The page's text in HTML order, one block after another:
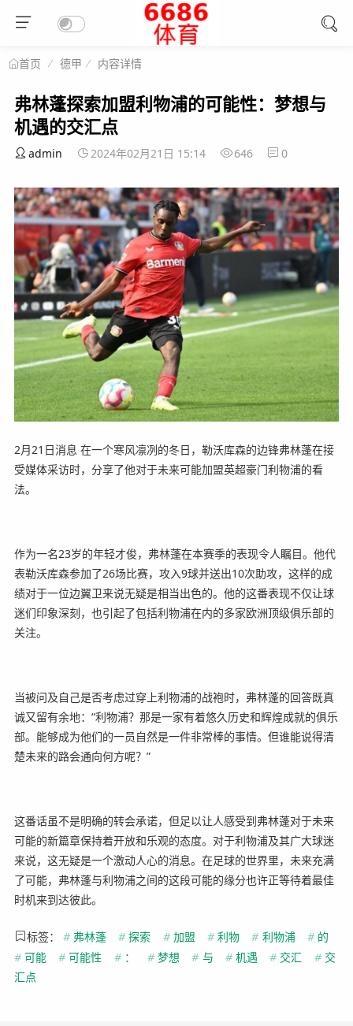
首页 德甲 内容详情
弗林蓬探索加盟利物浦的可能性：梦想与
机遇的交汇点
admin 2024年02月21日 15:14 646 0
2月21日消息 在一个寒风凛冽的冬日，勒沃库森的边锋弗林蓬在接
受媒体采访时，分享了他对于未来可能加盟英超豪门利物浦的看
法。
作为一名23岁的年轻才俊，弗林蓬在本赛季的表现令人瞩目。他代
表勒沃库森参加了26场比赛，攻入9球并送出10次助攻，这样的成
绩对于一位边翼卫来说无疑是相当出色的。他的这番表现不仅让球
迷们印象深刻，也引起了包括利物浦在内的多家欧洲顶级俱乐部的
关注。
当被问及自己是否考虑过穿上利物浦的战袍时，弗林蓬的回答既真
诚又留有余地：“利物浦？那是一家有着悠久历史和辉煌成就的俱乐
部。能够成为他们的一员自然是一件非常棒的事情。但谁能说得清
楚未来的路会通向何方呢？”
这番话虽不是明确的转会承诺，但足以让人感受到弗林蓬对于未来
可能的新篇章保持着开放和乐观的态度。对于利物浦及其广大球迷
来说，这无疑是一个激动人心的消息。在足球的世界里，未来充满
了可能，弗林蓬与利物浦之间的这段可能的缘分也许正等待着最佳
时机来到达彼此。
标签： # 弗林蓬 # 探索 # 加盟 # 利物 # 利物浦 # 的
# 可能 # 可能性 # ： # 梦想 # 与 # 机遇 # 交汇 # 交
汇点